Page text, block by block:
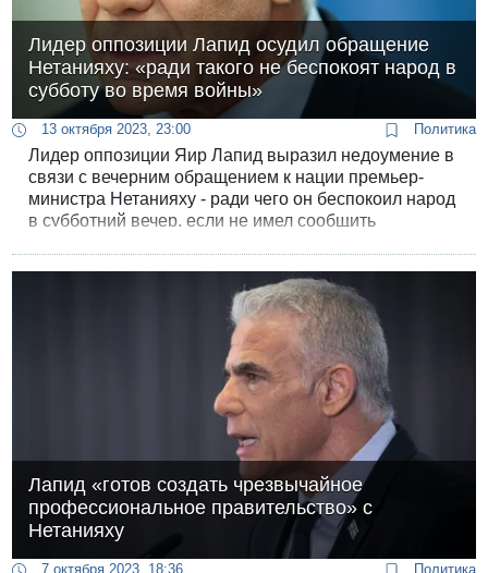
Лидер оппозиции Лапид осудил обращение
Нетанияху: «ради такого не беспокоят народ в
субботу во время войны»
13 октября 2023, 23:00 Политика
Лидер оппозиции Яир Лапид выразил недоумение в
связи с вечерним обращением к нации премьер-
министра Нетанияху - ради чего он беспокоил народ
в субботний вечер, если не имел сообщить
Лапид «готов создать чрезвычайное
профессиональное правительство» с
Нетанияху
7 октября 2023, 18:36 Политика